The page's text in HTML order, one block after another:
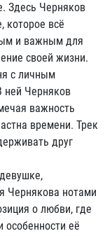
Здесь Черняков
которое всё
и важным для
своей жизни.
с личным
ней Черняков
важность
времени. Трек
друг
Чернякова нотами
о любви, где
особенности её